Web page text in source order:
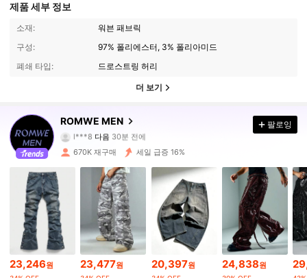
제품 세부 정보
소재:
워븐 패브릭
구성:
97% 폴리에스터, 3% 폴리아미드
폐쇄 타입:
드로스트링 허리
더 보기
ROMWE MEN
l***8 다음30분 전에
c***r 가 탐색 중입니다
4.86
669K 팔로워
669K 팔로워
4.86 669K 팔로워
4.86 669K 팔로워
팔로잉
670K 재구매 세일 급증 16%
23,246원 23,477원 20,397원 24,838원